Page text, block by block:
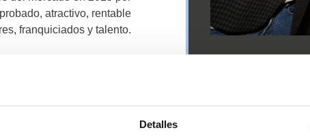
Detalles
atractivo, rentable
franquiciados y talento.